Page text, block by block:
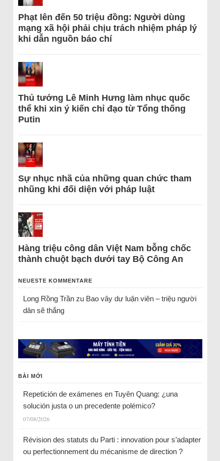
Phạt lên đến 50 triệu đồng: Người dùng
mạng xã hội phải chịu trách nhiệm pháp lý
khi dẫn nguồn báo chí
Thủ tướng Lê Minh Hưng làm nhục quốc
thể khi xin ý kiến chỉ đạo từ Tổng thống
Putin
Sự nhục nhã của những quan chức tham
nhũng khi đối diện với pháp luật
Hàng triệu công dân Việt Nam bỗng chốc
thành chuột bạch dưới tay Bộ Công An
NEUESTE KOMMENTARE
Long Rồng Trầnzu Bao vây dư luận viên – triệu người
dân sẽ thắng
BÀI MỚI
Repetición de exámenes en Tuyên Quang: ¿una
solución justa o un precedente polémico?
07/08/2026
Révision des statuts du Parti : innovation pour s’adapter
ou perfectionnement du mécanisme de direction ?